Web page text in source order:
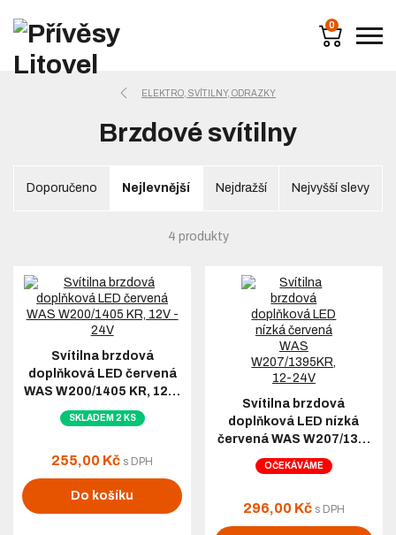
0
ELEKTRO, SVÍTILNY, ODRAZKY
Brzdové svítilny
Doporučeno Nejlevnější Nejdražší Nejvyšší slevy
4 produkty
Svítilna brzdová
doplňková LED červená
WAS W200/1405 KR, 12…
SKLADEM 2 KS
255,00 Kč s DPH
Do košíku
Svítilna brzdová
doplňková LED nízká
červená WAS W207/13…
OČEKÁVÁME
296,00 Kč s DPH